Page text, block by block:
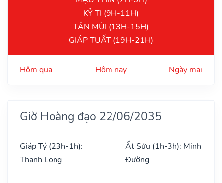
KỶ TỊ (9H-11H)
TÂN MÙI (13H-15H)
GIÁP TUẤT (19H-21H)
Hôm qua Hôm nay Ngày mai
Giờ Hoàng đạo 22/06/2035
Giáp Tý (23h-1h):
Thanh Long
Ất Sửu (1h-3h): Minh
Đường